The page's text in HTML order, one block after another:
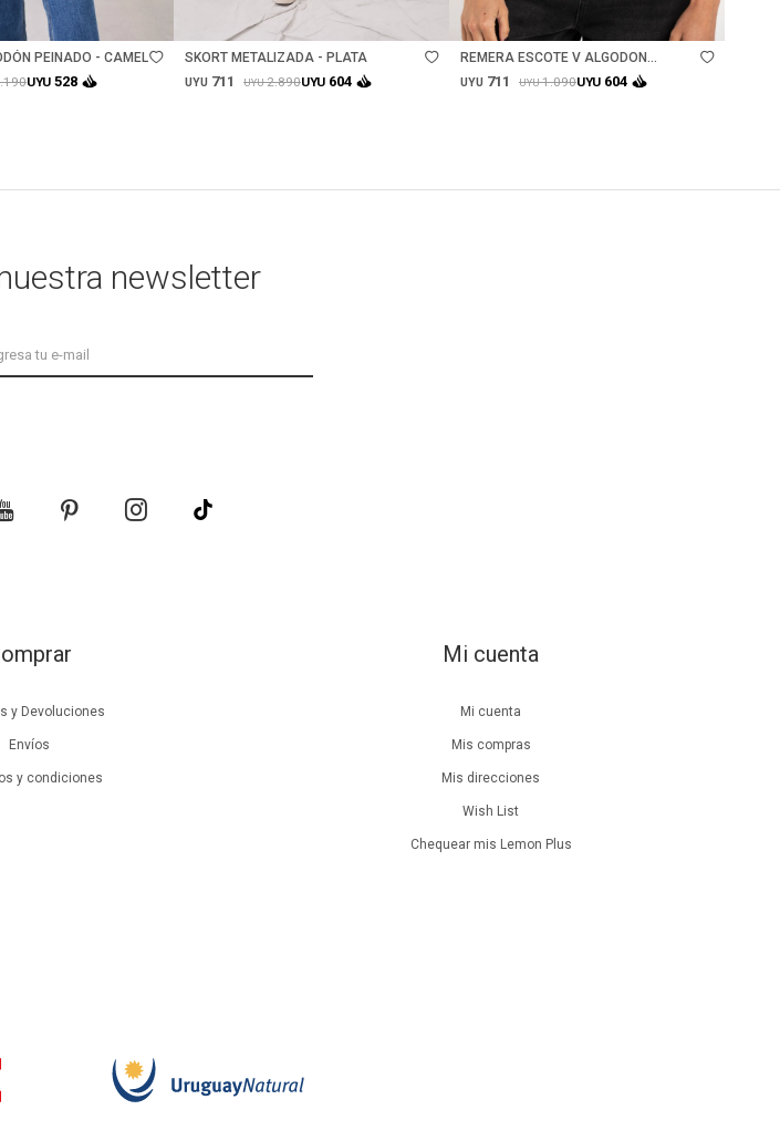
PEINADO - CAMEL
UYU 528
SKORT METALIZADA - PLATA
UYU 711 UYU2.890UYU 604
Talle
REMERA ESCOTE V ALGODON
UYU 711 UYU1.090UYU 604
y Devoluciones
Envíos
y condiciones
Mi cuenta
Mi cuenta
Mis compras
Mis direcciones
Wish List
Chequear mis Lemon Plus
newsletter
 